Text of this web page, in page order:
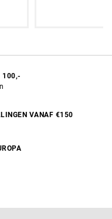
100,-
VANAF €150